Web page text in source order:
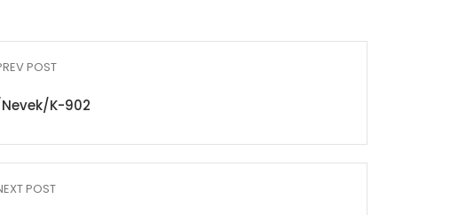
POST
Nevek/K-902
POST